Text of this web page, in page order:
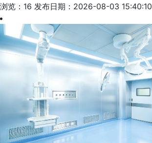
浏览：16 发布日期：2026-08-03 15:40:10